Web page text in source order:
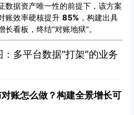
数据资产唯一性的前提下，该方案
账效率硬核提升 85% ，构建出具
看板，终结“对账地狱”。
多平台数据“打架”的业务
账怎么做？构建全景增长可